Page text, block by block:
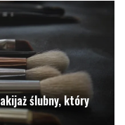
ślubny, który